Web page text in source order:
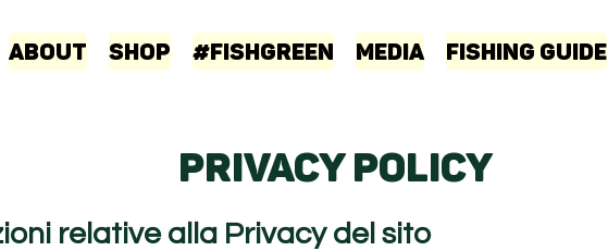
About Shop #FISHGREEN Media Fishing Guide
PRIVACY POLICY
relative alla Privacy del sito